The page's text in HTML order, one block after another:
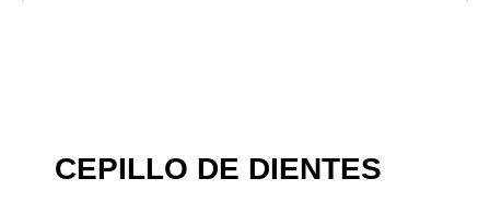
CEPILLO DE DIENTES